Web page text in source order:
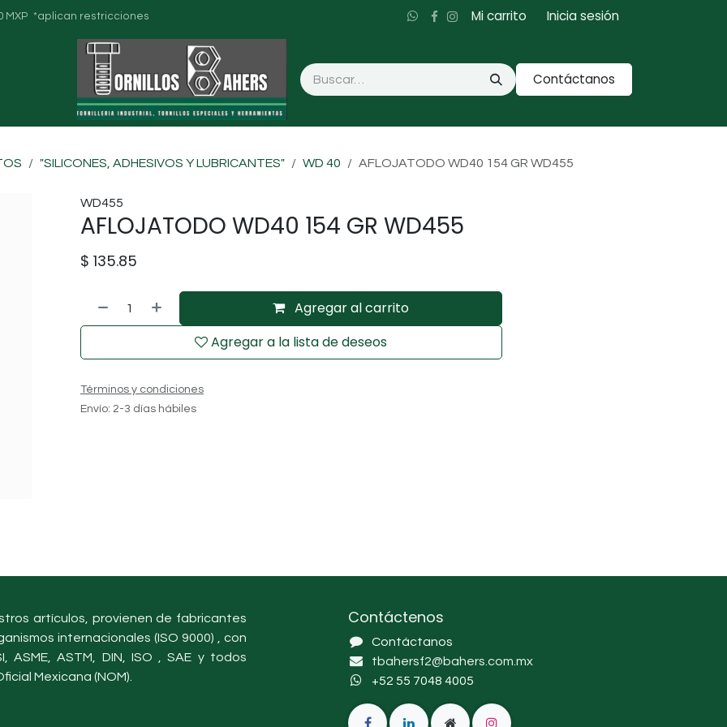
MXP *aplican restricciones Mi carrito Inicia sesión
Contáctanos
"SILICONES, ADHESIVOS Y LUBRICANTES" WD 40 AFLOJATODO WD40 154 GR WD455
WD455
AFLOJATODO WD40 154 GR WD455
$ 135.85
Agregar al carrito
Agregar a la lista de deseos
Términos y condiciones
Envío: 2-3 días hábiles
artículos, provienen de fabricantes
internacionales (ISO 9000) , con
ASME, ASTM, DIN, ISO , SAE y todos
Mexicana (NOM).
Contáctenos
Contáctanos
tbahersf2@bahers.com.mx
+52 55 7048 4005